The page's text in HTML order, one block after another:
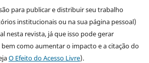
para publicar e distribuir seu trabalho
institucionais ou na sua página pessoal)
nesta revista, já que isso pode gerar
como aumentar o impacto e a citação do
O Efeito do Acesso Livre).